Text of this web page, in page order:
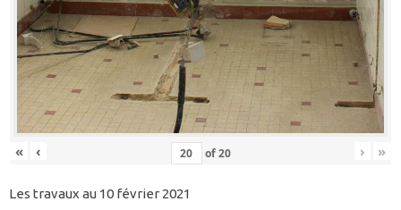
« ‹ of20 › »
Les travaux au 10 février 2021